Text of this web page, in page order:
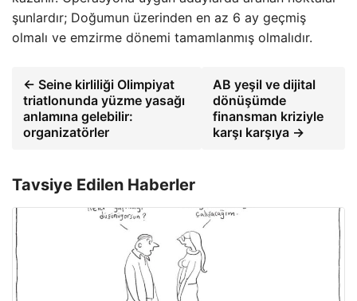
şunlardır; Doğumun üzerinden en az 6 ay geçmiş
olmalı ve emzirme dönemi tamamlanmış olmalıdır.
← Seine kirliliği Olimpiyat
triatlonunda yüzme yasağı
anlamına gelebilir:
organizatörler
AB yeşil ve dijital
dönüşümde
finansman kriziyle
karşı karşıya →
Tavsiye Edilen Haberler